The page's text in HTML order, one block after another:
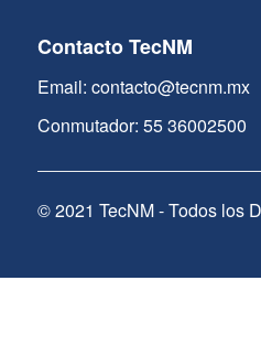
Contacto TecNM
Email: contacto@tecnm.mx
Conmutador: 55 36002500
© 2021 TecNM - Todos los